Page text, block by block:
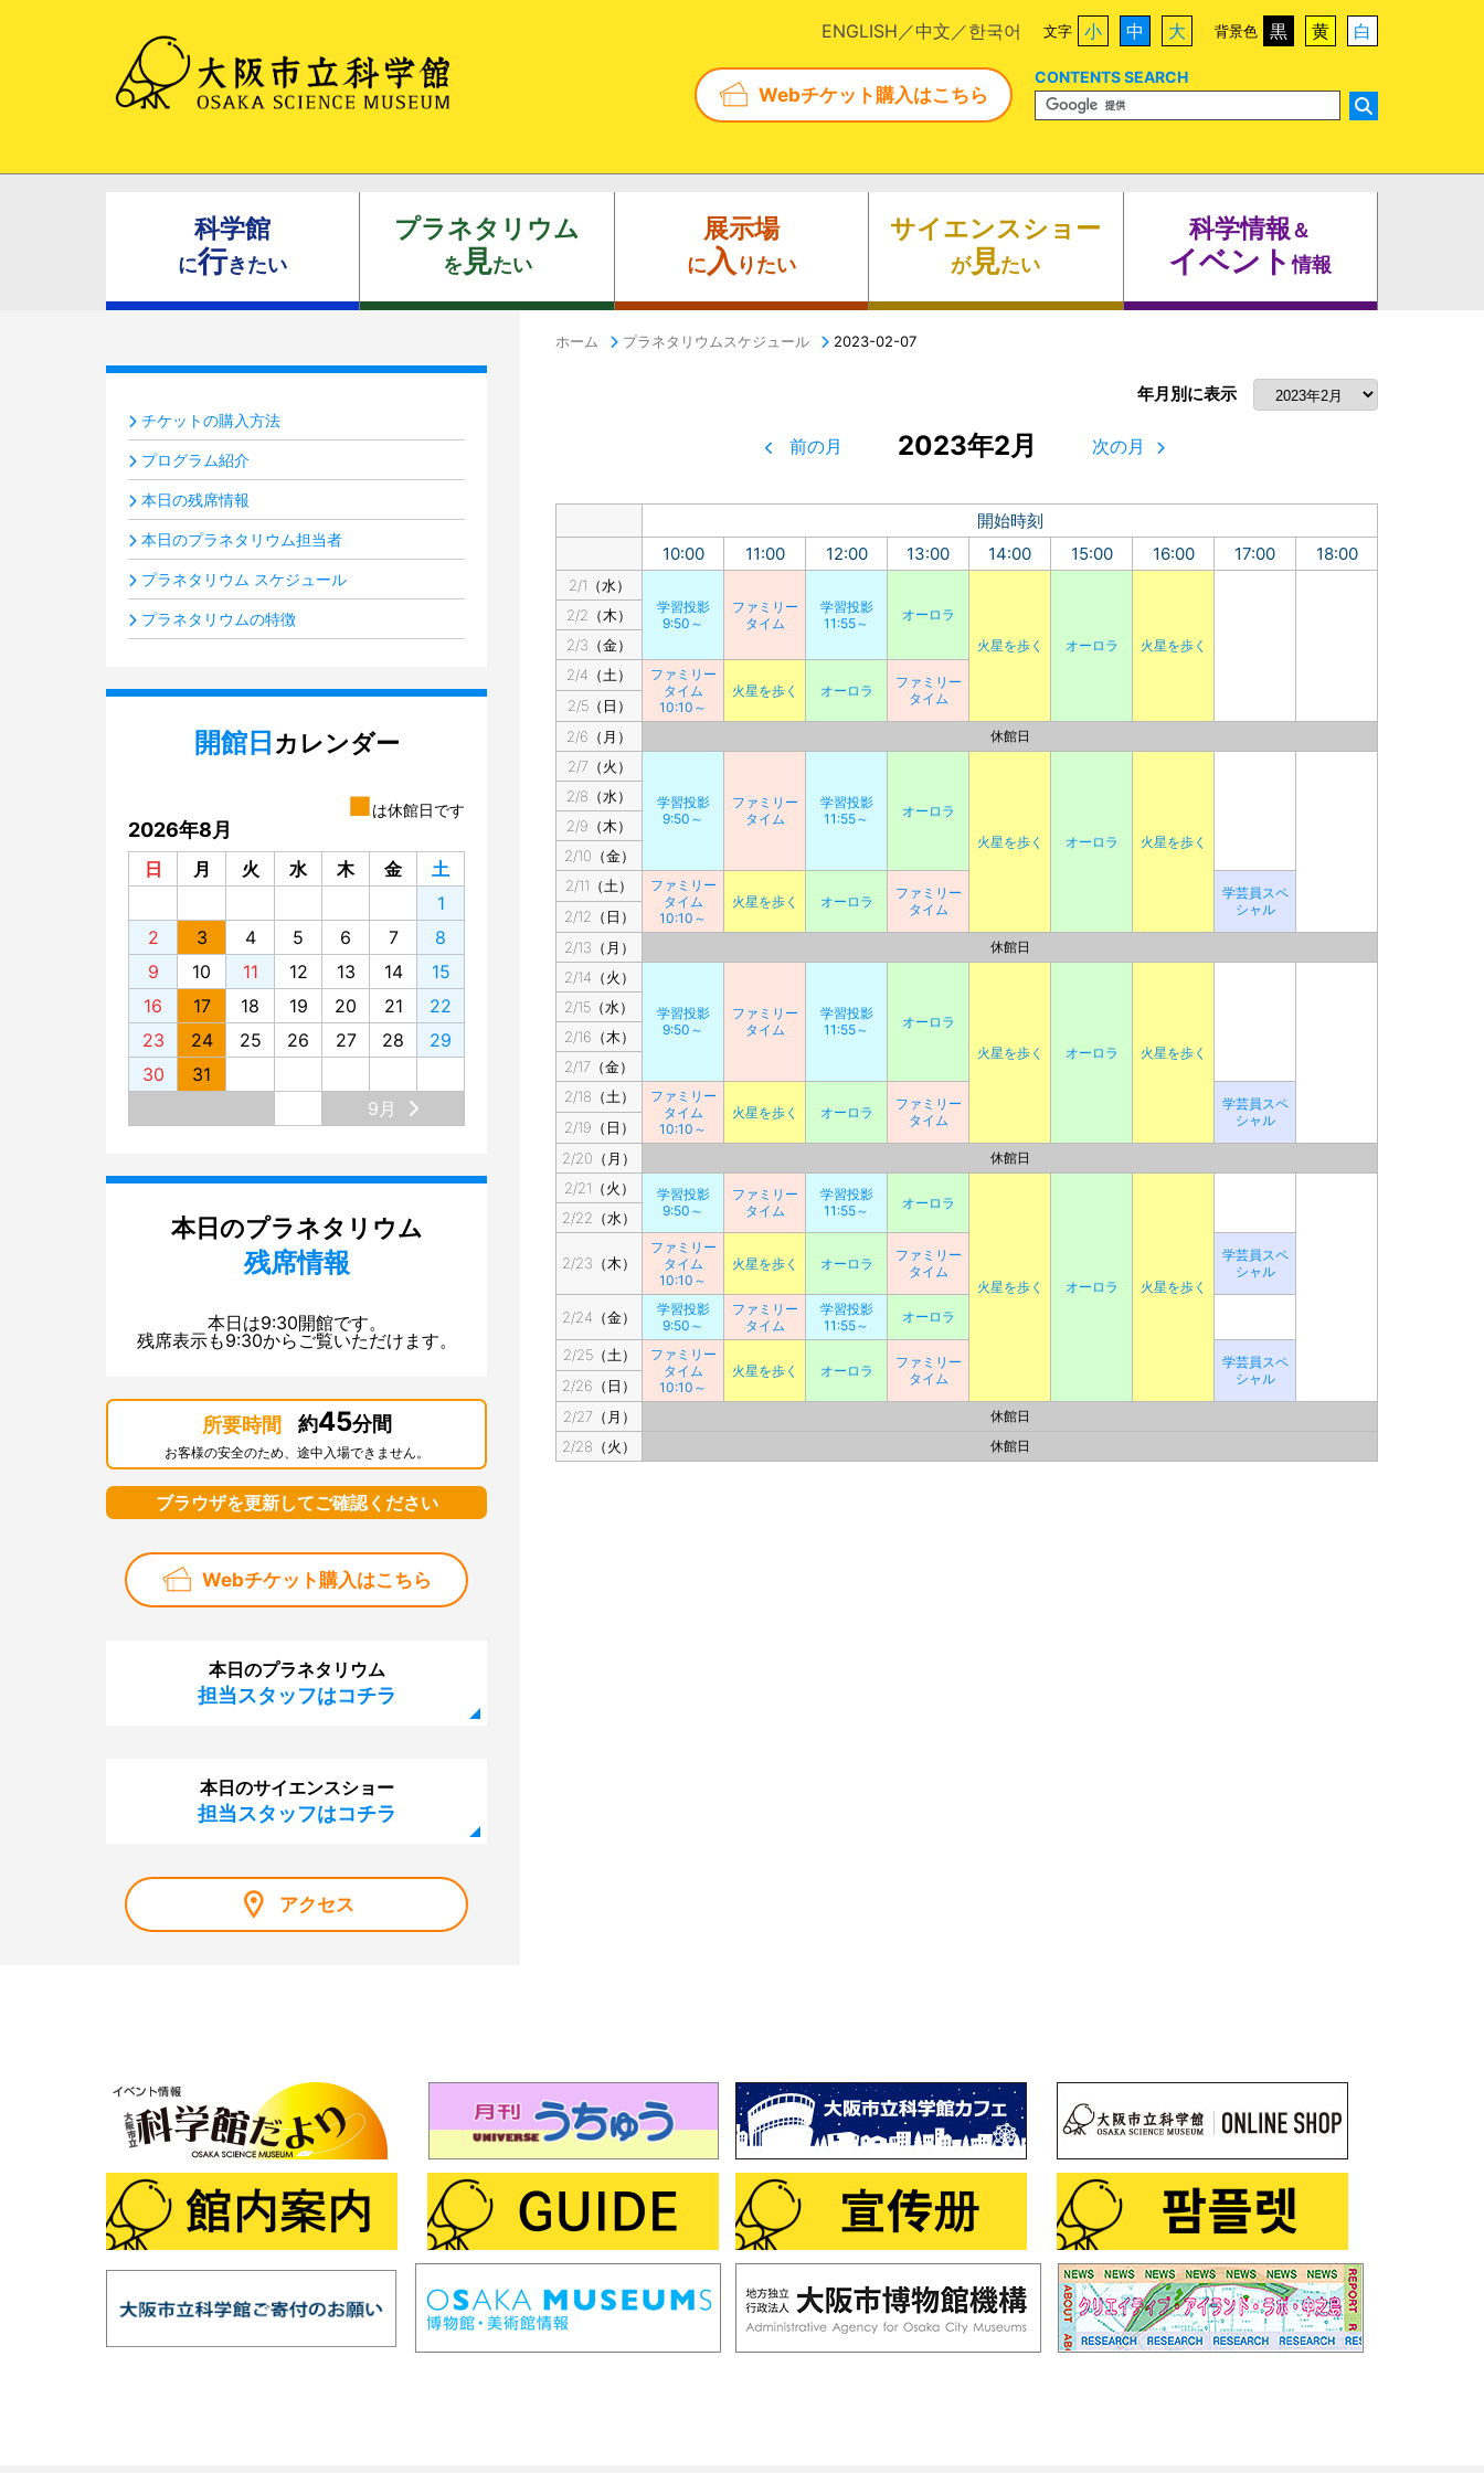
ENGLISH 中文 한국어 文字 小 中 大 背景色 黒 黄 白
Webチケット購入はこちら
CONTENTS SEARCH
科学館
に行きたい
プラネタリウム
を 見たい
展示場
に入 りたい
サイエンスショー
が見たい
科学情報＆
イベント情報
ホーム プラネタリウムスケジュール 2023-02-07
年月別に表示
前の月 2023年2月 次の月
開始時刻
10:00
11:00 12:00 13:00 14:00 15:00 16:00 17:00 18:00
2/1（水）
学習投影
9:50～
ファミリー
タイム
学習投影
11:55～
オーロラ
火星を歩く
オーロラ 火星を歩く
2/2（木）
2/3（金）
2/4（土）
ファミリー
タイム
10:10～
火星を歩く オーロラ
ファミリー
タイム
2/5（日）
2/6（月）
休館日
2/7（火）
学習投影
9:50～
ファミリー
タイム
学習投影
11:55～
オーロラ
火星を歩く
オーロラ 火星を歩く
2/8（水）
2/9（木）
2/10（金）
2/11（土）
ファミリー
タイム
10:10～
火星を歩く オーロラ
ファミリー
タイム
学芸員スペ
シャル
2/12（日）
2/13（月）
休館日
2/14（火）
学習投影
9:50～
ファミリー
タイム
学習投影
11:55～
オーロラ
火星を歩く
オーロラ 火星を歩く
2/15（水）
2/16（木）
2/17（金）
2/18（土）
ファミリー
タイム
10:10～
火星を歩く オーロラ
ファミリー
タイム
学芸員スペ
シャル
2/19（日）
2/20（月）
休館日
2/21（火）
学習投影
9:50～
ファミリー
タイム
学習投影
11:55～
オーロラ
火星を歩く オーロラ 火星を歩く
2/22（水）
2/23（木）
ファミリー
タイム
10:10～
火星を歩く オーロラ
ファミリー
タイム
学芸員スペ
シャル
2/24（金）
学習投影
9:50～
ファミリー
タイム
学習投影
11:55～
オーロラ
2/25（土）
ファミリー
タイム
10:10～
火星を歩く オーロラ
ファミリー
タイム
学芸員スペ
シャル
2/26（日）
2/27（月）
休館日
2/28（火） 休館日
チケットの購入方法
プログラム紹介
本日の残席情報
本日のプラネタリウム担当者
プラネタリウム スケジュール
プラネタリウムの特徴
開館日 カレンダー
■は休館日です
2026年8月
日 月 火 水 木 金
土
1
2
3 4 5 6 7
8
9
10 11 12 13 14
15
16
17 18 19 20 21
22
23
24 25 26 27 28
29
30
31
9月
本日のプラネタリウム
残席情報
本日は9:30開館です。
残席表示も9:30からご覧いただけます。
所要時間 約45分間
お客様の安全のため、途中入場できません。
ブラウザを更新してご確認ください
Webチケット購入はこちら
本日のプラネタリウム
担当スタッフはコチラ
本日のサイエンスショー
担当スタッフはコチラ
アクセス